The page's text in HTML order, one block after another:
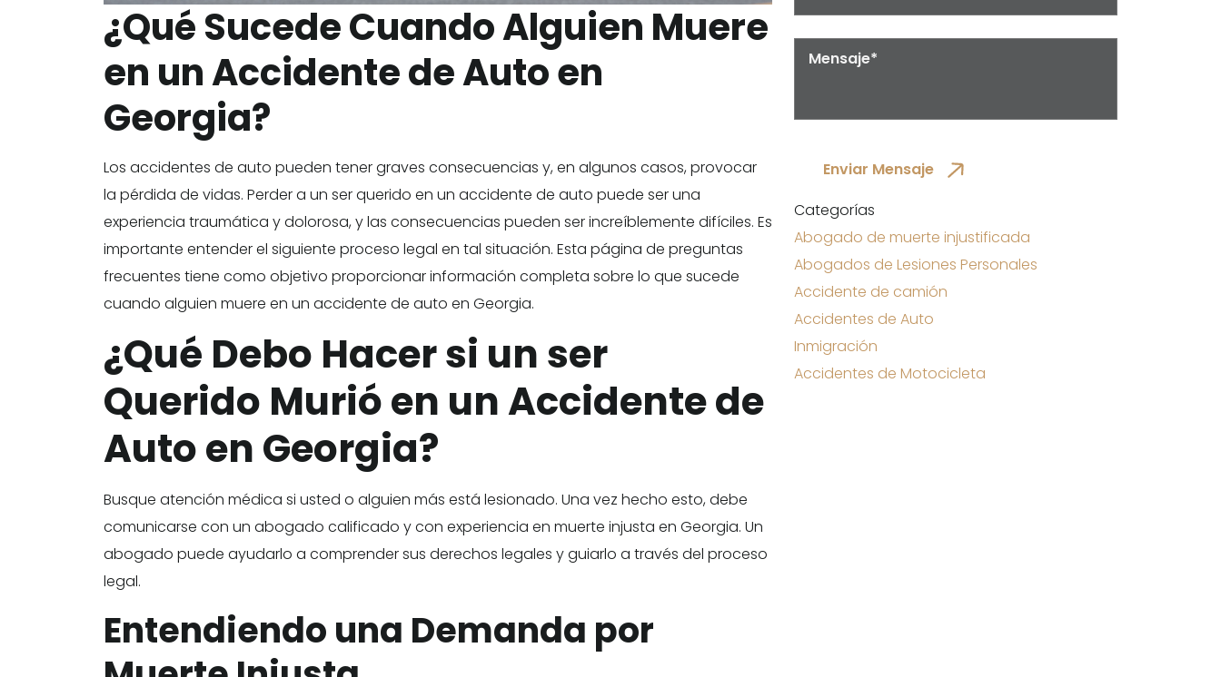
¿Qué Sucede Cuando Alguien Muere
en un Accidente de Auto en
Georgia?
Los accidentes de auto pueden tener graves consecuencias y, en algunos casos, provocar
la pérdida de vidas. Perder a un ser querido en un accidente de auto puede ser una
experiencia traumática y dolorosa, y las consecuencias pueden ser increíblemente difíciles. Es
importante entender el siguiente proceso legal en tal situación. Esta página de preguntas
frecuentes tiene como objetivo proporcionar información completa sobre lo que sucede
cuando alguien muere en un accidente de auto en Georgia.
¿Qué Debo Hacer si un ser
Querido Murió en un Accidente de
Auto en Georgia?
Busque atención médica si usted o alguien más está lesionado. Una vez hecho esto, debe
comunicarse con un abogado calificado y con experiencia en muerte injusta en Georgia. Un
abogado puede ayudarlo a comprender sus derechos legales y guiarlo a través del proceso
legal.
Entendiendo una Demanda por
Categorías
Abogado de muerte injustificada
Abogados de Lesiones Personales
Accidente de camión
Accidentes de Auto
Inmigración
Accidentes de Motocicleta